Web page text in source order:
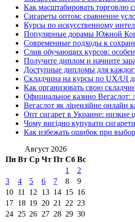
Как масштабировать торговлю
Сигареты оптом: сравнение
Курсы по искусственному
Популярные дорамы Южной
Современные подходы к
Слив обучающих курсов:
Получите диплом и начните
Доступные дипломы для
Складчина на курсы по UX/UI
Как организовать свою
Официальное казино Вегаслот:
Вегаслот як ліцензійне онлайн
Опт сигарет в Украине: низкие
Чому вигідно купувати
Как избежать ошибок при
Август 2026
Пн Вт Ср Чт Пт Сб Вс
1
2
3
4 5 6 7 8
9
10 11 12 13 14 15 16
17 18 19 20 21 22 23
24 25 26 27 28 29 30